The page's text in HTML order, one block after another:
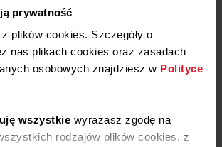
prywatność
plików cookies. Szczegóły o
nas plikach cookies oraz zasadach
osobowych znajdziesz w Polityce
wszystkie wyrażasz zgodę na
rodzajów plików cookies, z